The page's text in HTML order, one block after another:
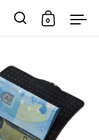
Suche
0